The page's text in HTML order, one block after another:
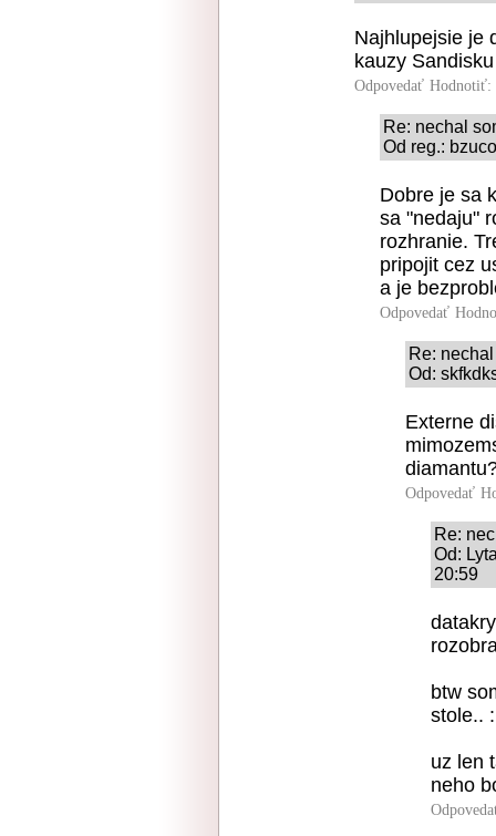
Najhlupejsie je
kauzy
Odpovedať Hodnotiť:
Re: nechal
Od reg.:
Dobre je sa
sa "nedaju"
rozhranie.
pripojit cez
a je
Odpovedať
Re:
Od:
Externe
Odpovedať
Re:
Od:
20:59
btw
stole..
uz len
neho